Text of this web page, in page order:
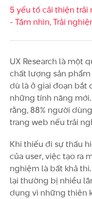
5 yếu tố cải thiện
- Tầm nhìn, Trải
UX Research là một
chất lượng sản
dù là ở giai đoạn bắt
những tính năng
rằng, 88% người
trang web nếu trải
Khi thiếu đi sự thấu
của user, việc tạo ra
nghiệm là bất khả
lại thường bị nhiều
dụng vì những thiên